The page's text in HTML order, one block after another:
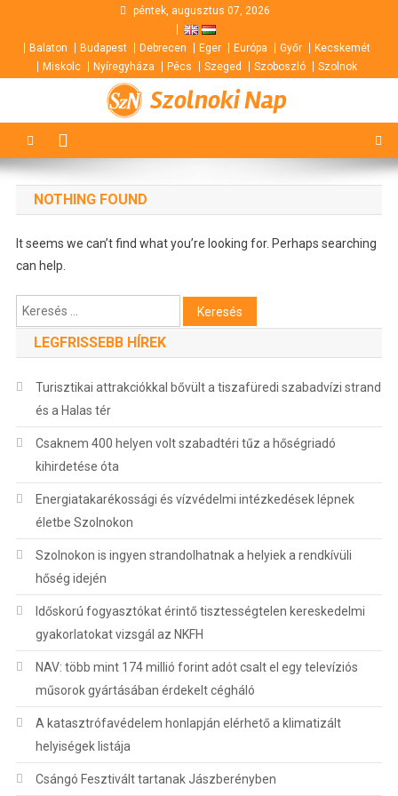
content
péntek, augusztus 07, 2026
Balaton Budapest Debrecen Eger Európa Győr
Kecskemét
Miskolc
Nyíregyháza Pécs Szeged Szoboszló Szolnok
Szolnoki Nap
NOTHING FOUND
It seems we can’t find what you’re looking for. Perhaps searching
can help.
Keresés:
LEGFRISSEBB HÍREK
Turisztikai attrakciókkal bővült a tiszafüredi szabadvízi strand
és a Halas tér
Csaknem 400 helyen volt szabadtéri tűz a hőségriadó
kihirdetése óta
Energiatakarékossági és vízvédelmi intézkedések lépnek
életbe Szolnokon
Szolnokon is ingyen strandolhatnak a helyiek a rendkívüli
hőség idején
Időskorú fogyasztókat érintő tisztességtelen kereskedelmi
gyakorlatokat vizsgál az NKFH
NAV: több mint 174 millió forint adót csalt el egy televíziós
műsorok gyártásában érdekelt cégháló
A katasztrófavédelem honlapján elérhető a klimatizált
helyiségek listája
Csángó Fesztivált tartanak Jászberényben